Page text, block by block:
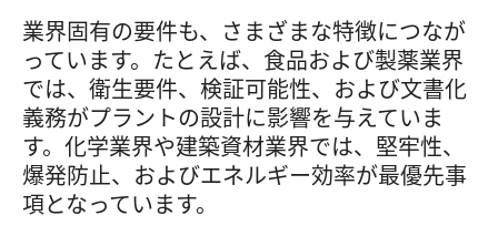
業界固有の要件も、さまざまな特徴につなが
っています。たとえば、食品および製薬業界
では、衛生要件、検証可能性、および文書化
義務がプラントの設計に影響を与えていま
す。化学業界や建築資材業界では、堅牢性、
爆発防止、およびエネルギー効率が最優先事
項となっています。